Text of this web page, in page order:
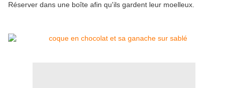
Réserver dans une boîte afin qu'ils gardent leur moelleux.